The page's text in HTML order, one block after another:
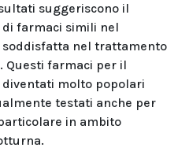
suggeriscono il
farmaci simili nel
soddisfatta nel trattamento
Questi farmaci per il
molto popolari
testati anche per
in ambito